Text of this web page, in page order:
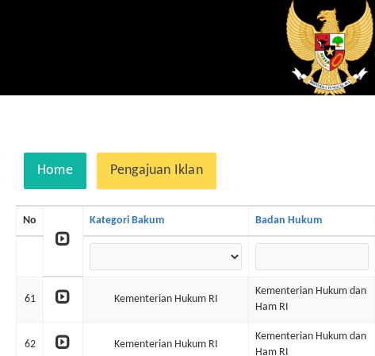
Home Pengajuan Iklan
No
Kategori Bakum Badan Hukum
61 Kementerian Hukum RI
Kementerian Hukum dan
Ham RI
62 Kementerian Hukum RI
Kementerian Hukum dan
Ham RI